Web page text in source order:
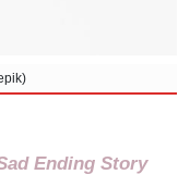
Ending Story